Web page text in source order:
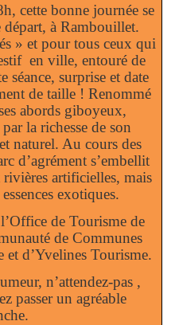
cette bonne journée se
à Rambouillet.
» et pour tous ceux qui
en ville, entouré de
séance, surprise et date
de taille ! Renommé
abords giboyeux,
la richesse de son
naturel. Au cours des
d’agrément s’embellit
rivières artificielles, mais
exotiques.
de Tourisme de
de Communes
et d’Yvelines Tourisme.
n’attendez-pas ,
passer un agréable